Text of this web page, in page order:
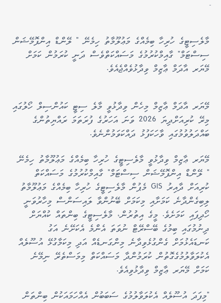
-
މާލެސިޓީގެ ހުރިހާ ބިމެއްގެ މަޢުލޫމާތު ހިމެނޭ " ލޭންޑް އިންފޮމޭޝަން
ސިސްޓަމް" ގާއިމްކުރުމުގެ މަސައްކަތްވެސް ދަނީ ކުރަމުން ކަމަށް
މޭޔަރ އާދަމް ޢާޒިމް ވިދާޅުވެއްޖެއެވެ.
މޭޔަރ އާދަމް ޢާޒިމް މިހެން ވިދާޅުވީ މާލެ ސިޓީ ކައުންސިލް ހޯލުގައި
މިރޭ ކުރިއަށްދިޔަ 2026 ވަނަ އަހަރުގެ ފުރަތަމަ ރައްޔިތުންގެ
ބައްދަލުވުމުގައި ވާހަކަފުޅު ދައްކަވަމުންނެވެ.
މޭޔަރ ޢާޒިމް ވިދާޅުވީ މާލެސިޓީގެ ހުރިހާ ބިމެއްގެ މަޢުލޫމާތު ހިމެނޭ
" ލޭންޑް އިންފޮމޭޝަން ސިސްޓަމް" ގާއިމްކުރުމުގެ މަސައްކަތް
ކުރިއަށް ދާއިރު GIS މެޕުން މާލެސިޓީގެ ހުރިހާ ބިމެއްގެ މަޢުލޫމާތު
ލިބިގެންދާނެ ކަމަށާއި މިކަމަށް ބޭނުންވާ ލައިސަންސް މިހާރުވަނީ
ހޯދިފައި ކަމަށެވެ. މީގެ އިތުރުން، މާލެސިޓީގެ ބިންތައް ކުއްޔަށް
ދިނުމުގައި ބިމުގެ ބޭސްރޭޓް ނުވަތަ އެންމެ އެކަށޭނެ އަގު
ކަނޑައެޅުމަށް ގެންގުޅެވިދާނެ މިންގަނޑެއް އަދި މިކަމާގުޅޭ އުސޫލެއް
އެކުލަވާލުމުގެގޮތުން ކުރަމުންދާ މަސައްކަތް މިމަސްތެރޭ ނިމޭނެ
ކަމަށް މޭޔަރ ޢާޒިމް ވިދާޅުވިއެވެ.
"މިފަދަ އުސޫލެއް އެކުލަވާލުމުގެ ސަބަބުން އެއްހަމައަކުން ބިންތަން